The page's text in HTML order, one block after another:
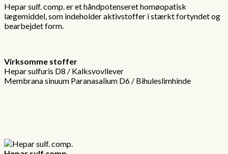
Hepar sulf. comp. er et håndpotenseret homøopatisk
lægemiddel, som indeholder aktivstoffer i stærkt fortyndet og
bearbejdet form.
Virksomme stoffer
Hepar sulfuris D8 / Kalksvovllever
Membrana sinuum Paranasalium D6 / Bihuleslimhinde